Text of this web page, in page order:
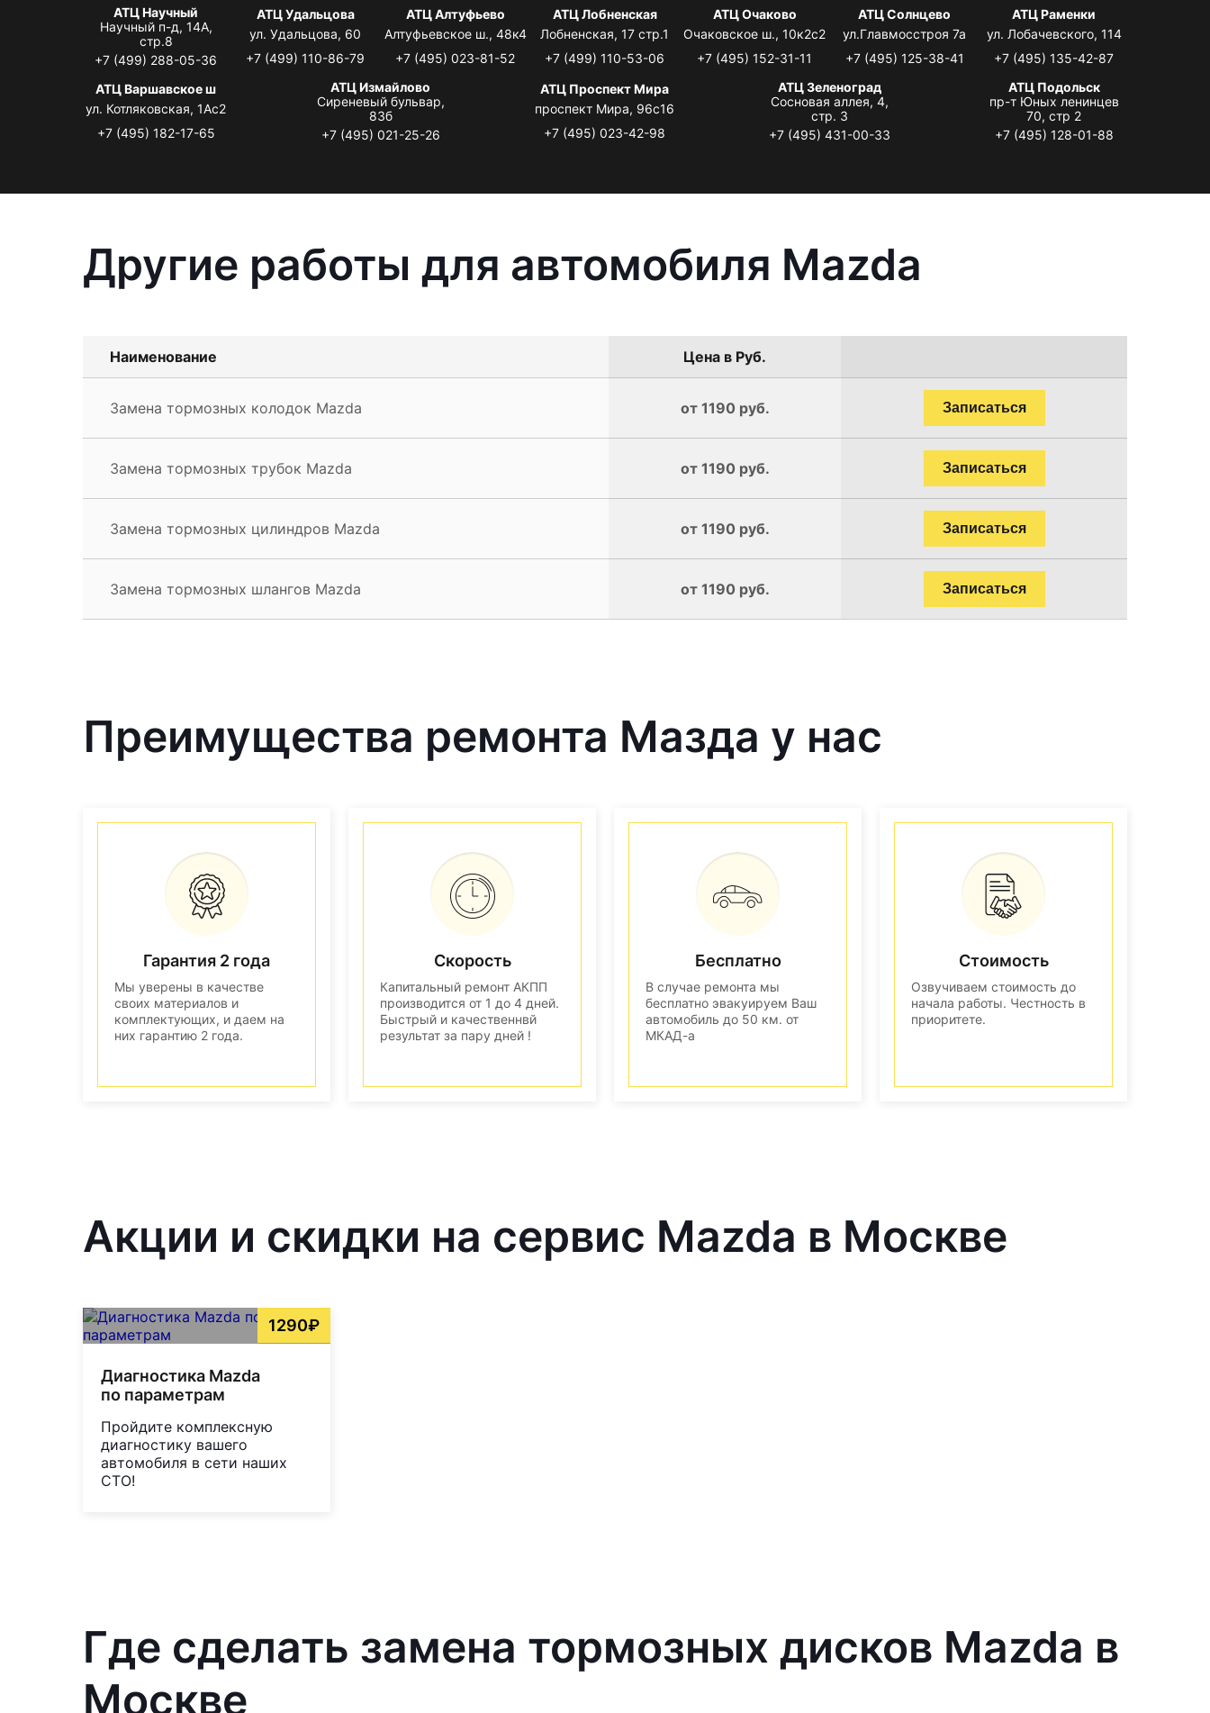
АТЦ Научный
Научный п-д, 14А,
стр.8
+7 (499) 288-05-36
АТЦ Удальцова
ул. Удальцова, 60
+7 (499) 110-86-79
АТЦ Алтуфьево
Алтуфьевское ш., 48к4
+7 (495) 023-81-52
АТЦ Лобненская
Лобненская, 17 стр.1
+7 (499) 110-53-06
АТЦ Очаково
Очаковское ш., 10к2с2
+7 (495) 152-31-11
АТЦ Солнцево
ул.Главмосстроя 7а
+7 (495) 125-38-41
АТЦ Раменки
ул. Лобачевского, 114
+7 (495) 135-42-87
АТЦ Варшавское ш
ул. Котляковская, 1Ас2
+7 (495) 182-17-65
АТЦ Измайлово
Сиреневый бульвар,
83б
+7 (495) 021-25-26
АТЦ Проспект Мира
проспект Мира, 96с16
+7 (495) 023-42-98
АТЦ Зеленоград
Сосновая аллея, 4,
стр. 3
+7 (495) 431-00-33
АТЦ Подольск
пр-т Юных ленинцев
70, стр 2
+7 (495) 128-01-88
Другие работы для автомобиля Mazda
Наименование Цена в Руб.
Замена тормозных колодок Mazda от 1190 руб. Записаться
Замена тормозных трубок Mazda от 1190 руб. Записаться
Замена тормозных цилиндров Mazda от 1190 руб. Записаться
Замена тормозных шлангов Mazda от 1190 руб. Записаться
Преимущества ремонта Мазда у нас
Гарантия 2 года
Мы уверены в качестве
своих материалов и
комплектующих, и даем на
них гарантию 2 года.
Скорость
Капитальный ремонт АКПП
производится от 1 до 4 дней.
Быстрый и качественнвй
результат за пару дней !
Бесплатно
В случае ремонта мы
бесплатно эвакуируем Ваш
автомобиль до 50 км. от
МКАД-а
Стоимость
Озвучиваем стоимость до
начала работы. Честность в
приоритете.
Акции и скидки на сервис Mazda в Москве
1290₽
Диагностика Mazda
по параметрам
Пройдите комплексную
диагностику вашего
автомобиля в сети наших
СТО!
Где сделать замена тормозных дисков Mazda в
Москве